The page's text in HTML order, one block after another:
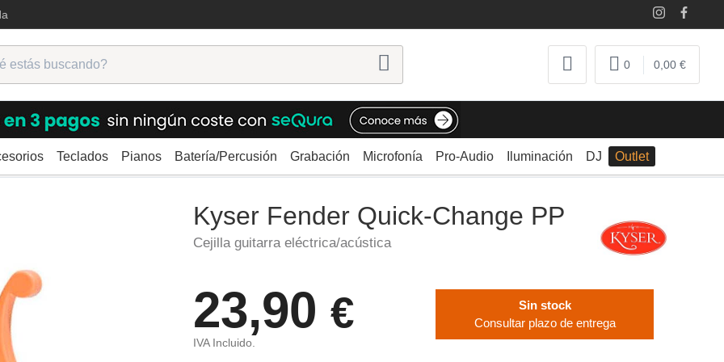
0 0,00 €
Teclados Pianos Batería/Percusión Grabación Microfonía Pro-Audio Iluminación DJ Outlet
Fender Quick-Change PP
Kyser Fender Quick-Change PP
Cejilla guitarra eléctrica/acústica
23,90 €
IVA Incluido.
Sin stock
Consultar plazo de entrega